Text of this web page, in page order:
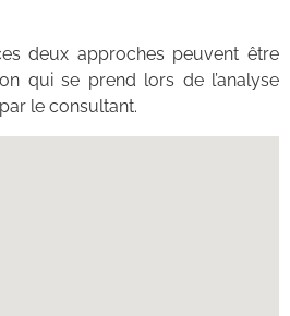
deux approches peuvent être
qui se prend lors de l’analyse
le consultant.